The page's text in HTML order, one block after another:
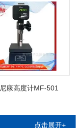
康高度计MF-501
点击展开+